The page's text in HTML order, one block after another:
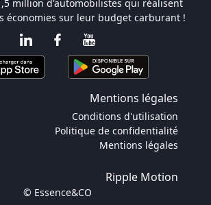
million d'automobilistes qui réalisent
économies sur leur budget carburant !
Mentions légales
Conditions d'utilisation
Politique de confidentialité
Mentions légales
Ripple Motion
© Essence&CO